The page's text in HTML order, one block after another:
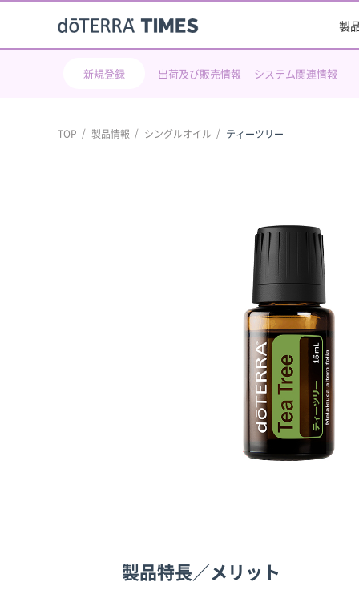
製
新規登録 出荷及び販売情報 システム関連情報
TOP 製品情報 シングルオイル ティーツリー
製品特長／メリット